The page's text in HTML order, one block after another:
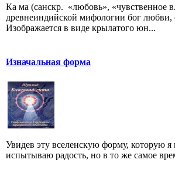
Ка ма (санскр. «любовь», «чувственное
древнеиндийской мифологии бог
Изображается в виде крылатого юн...
Изначальная форма
Увидев эту вселенскую форму, которую я
испытываю радость, но в то же самое